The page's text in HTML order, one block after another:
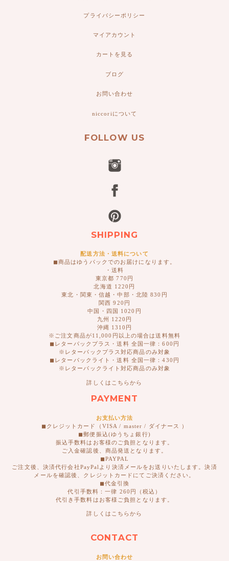
プライバシーポリシー
マイアカウント
カートを見る
ブログ
お問い合わせ
niccoriについて
FOLLOW US
SHIPPING
配送方法・送料について
◼︎商品はゆうパックでのお届けになります。
・送料
東京都 770円
北海道 1220円
東北・関東・信越・中部・北陸 830円
関西 920円
中国・四国 1020円
九州 1220円
沖縄 1310円
※ご注文商品が11,000円以上の場合は送料無料
◼︎レターパックプラス・送料 全国一律：600円
※レターパックプラス対応商品のみ対象
◼︎レターパックライト・送料 全国一律：430円
※レターパックライト対応商品のみ対象
詳しくはこちらから
PAYMENT
お支払い方法
◼︎クレジットカード（VISA / master / ダイナース ）
◼︎郵便振込(ゆうちょ銀行)
振込手数料はお客様のご負担となります。
ご入金確認後、商品発送となります。
◼︎PAYPAL
ご注文後、決済代行会社PayPalより決済メールをお送りいたします。決済
メールを確認後、クレジットカードにてご決済ください。
◼︎代金引換
代引手数料：一律 260円（税込）
代引き手数料はお客様ご負担となります。
詳しくはこちらから
CONTACT
お問い合わせ